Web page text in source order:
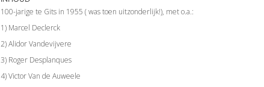
100-jarige te Gits in 1955 ( was toen uitzonderlijk!), met o.a.:
1) Marcel Declerck
2) Alidor Vandevijvere
3) Roger Desplanques
4) Victor Van de Auweele